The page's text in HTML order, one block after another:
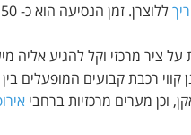
ללוצרן. זמן הנסיעה הוא כ- 50 דקות.
ציר מרכזי וקל להגיע אליה
קווי רכבת קבועים המופעלים
וכן מערים מרכזיות ברחבי